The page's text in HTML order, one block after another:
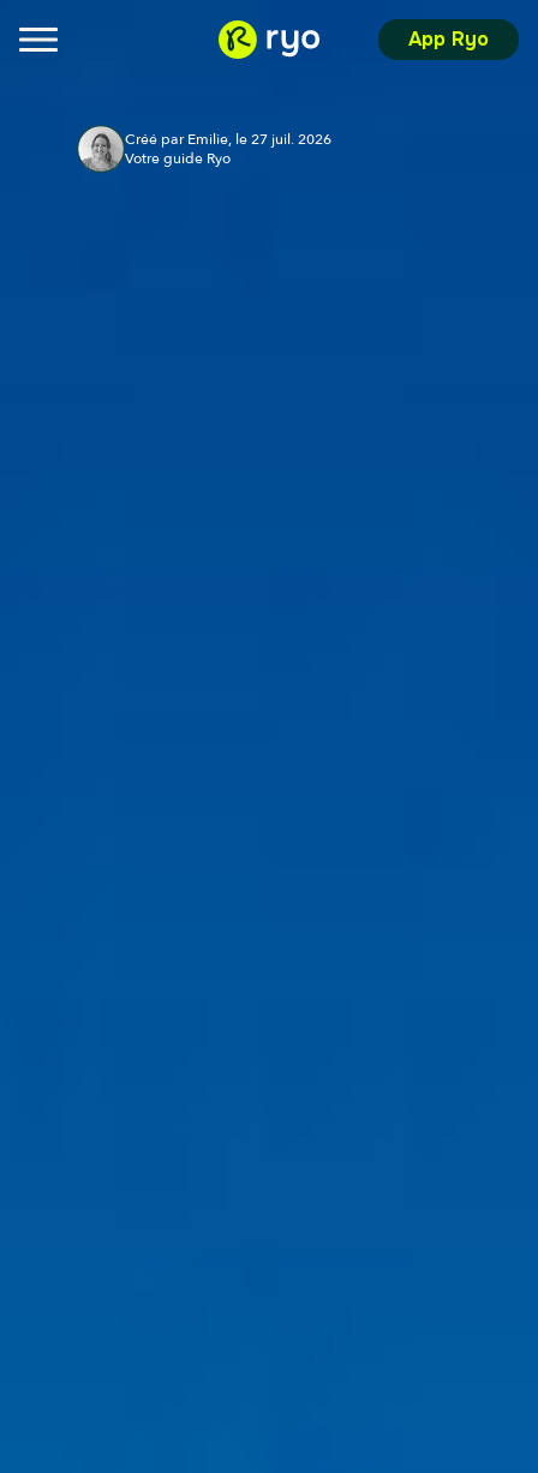
App Ryo
Créé par Emilie, le 27 juil. 2026
Votre guide Ryo